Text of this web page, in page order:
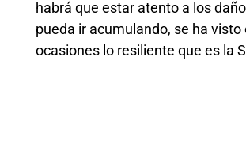
habrá que estar atento a los
pueda ir acumulando, se ha visto
ocasiones lo resiliente que es la